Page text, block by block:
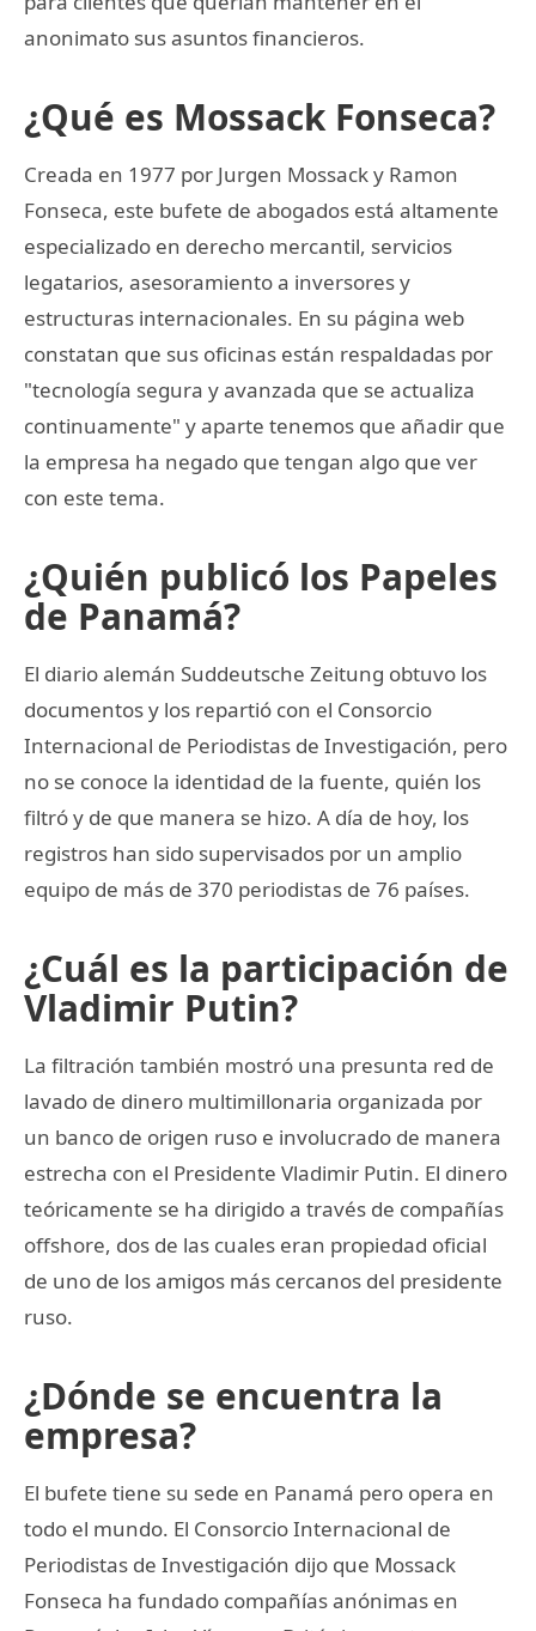
anonimato sus asuntos financieros.
¿Qué es Mossack Fonseca?
Creada en 1977 por Jurgen Mossack y Ramon
Fonseca, este bufete de abogados está altamente
especializado en derecho mercantil, servicios
legatarios, asesoramiento a inversores y
estructuras internacionales. En su página web
constatan que sus oficinas están respaldadas por
"tecnología segura y avanzada que se actualiza
continuamente" y aparte tenemos que añadir que
la empresa ha negado que tengan algo que ver
con este tema.
¿Quién publicó los Papeles
de Panamá?
El diario alemán Suddeutsche Zeitung obtuvo los
documentos y los repartió con el Consorcio
Internacional de Periodistas de Investigación, pero
no se conoce la identidad de la fuente, quién los
filtró y de que manera se hizo. A día de hoy, los
registros han sido supervisados por un amplio
equipo de más de 370 periodistas de 76 países.
¿Cuál es la participación de
Vladimir Putin?
La filtración también mostró una presunta red de
lavado de dinero multimillonaria organizada por
un banco de origen ruso e involucrado de manera
estrecha con el Presidente Vladimir Putin. El dinero
teóricamente se ha dirigido a través de compañías
offshore, dos de las cuales eran propiedad oficial
de uno de los amigos más cercanos del presidente
ruso.
¿Dónde se encuentra la
empresa?
El bufete tiene su sede en Panamá pero opera en
todo el mundo. El Consorcio Internacional de
Periodistas de Investigación dijo que Mossack
Fonseca ha fundado compañías anónimas en